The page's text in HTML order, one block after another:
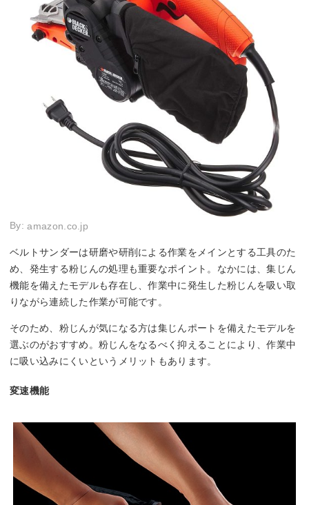
By:amazon.co.jp
ベルトサンダーは研磨や研削による作業をメインとする工具のた
め、発生する粉じんの処理も重要なポイント。なかには、集じん
機能を備えたモデルも存在し、作業中に発生した粉じんを吸い取
りながら連続した作業が可能です。
そのため、粉じんが気になる方は集じんポートを備えたモデルを
選ぶのがおすすめ。粉じんをなるべく抑えることにより、作業中
に吸い込みにくいというメリットもあります。
変速機能